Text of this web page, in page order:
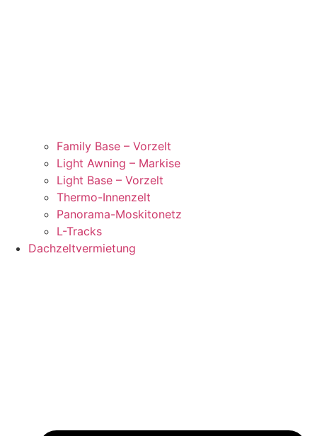
Family Base – Vorzelt
Light Awning – Markise
Light Base – Vorzelt
Thermo-Innenzelt
Panorama-Moskitonetz
L-Tracks
Dachzeltvermietung